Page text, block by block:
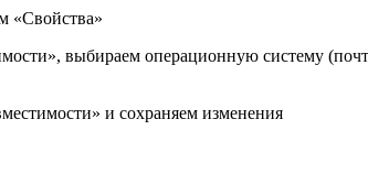
«Свойства»
выбираем операционную систему
и сохраняем изменения